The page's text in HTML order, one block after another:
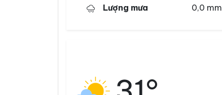
Lượng mưa 0,0 mm